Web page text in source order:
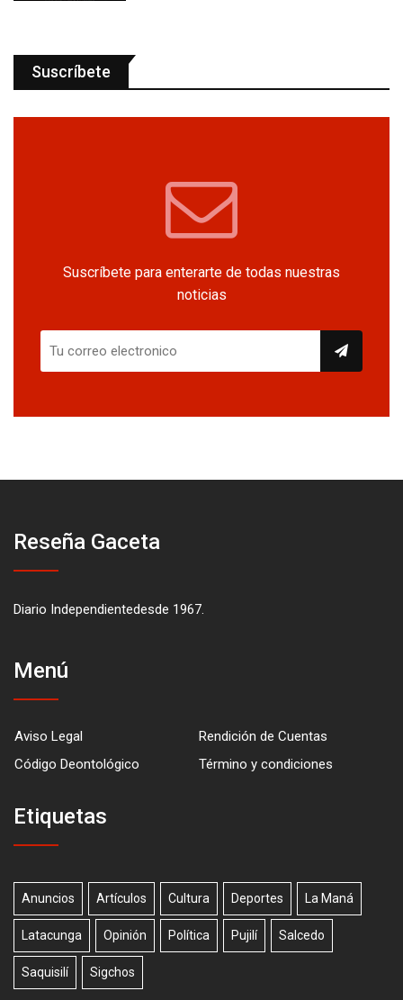
Suscríbete
Suscríbete para enterarte de todas nuestras
noticias
Reseña Gaceta
Diario Independientedesde 1967.
Menú
Aviso Legal
Rendición de Cuentas
Código Deontológico
Término y condiciones
Etiquetas
Anuncios Artículos Cultura Deportes La Maná
Latacunga Opinión Política Pujilí Salcedo
Saquisilí Sigchos